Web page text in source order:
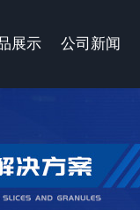
展示 公司新闻